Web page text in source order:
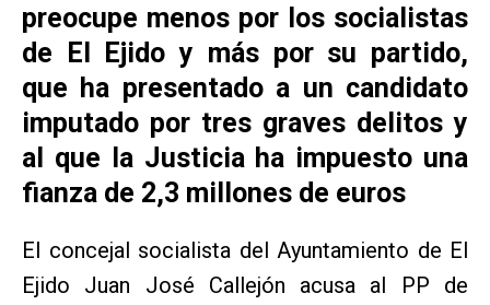
preocupe menos por los socialistas
de El Ejido y más por su partido,
que ha presentado a un candidato
imputado por tres graves delitos y
al que la Justicia ha impuesto una
fianza de 2,3 millones de euros
El concejal socialista del Ayuntamiento de El
Ejido Juan José Callejón acusa al PP de